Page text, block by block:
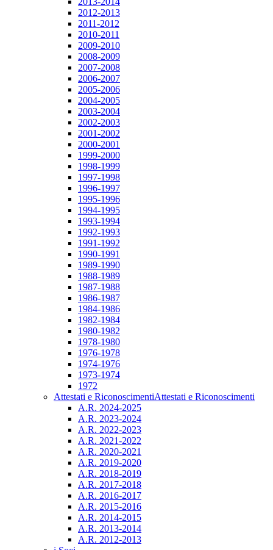
2012-2013
2011-2012
2010-2011
2009-2010
2008-2009
2007-2008
2006-2007
2005-2006
2004-2005
2003-2004
2002-2003
2001-2002
2000-2001
1999-2000
1998-1999
1997-1998
1996-1997
1995-1996
1994-1995
1993-1994
1992-1993
1991-1992
1990-1991
1989-1990
1988-1989
1987-1988
1986-1987
1984-1986
1982-1984
1980-1982
1978-1980
1976-1978
1974-1976
1973-1974
1972
Attestati e RiconoscimentiAttestati e Riconoscimenti
A.R. 2024-2025
A.R. 2023-2024
A.R. 2022-2023
A.R. 2021-2022
A.R. 2020-2021
A.R. 2019-2020
A.R. 2018-2019
A.R. 2017-2018
A.R. 2016-2017
A.R. 2015-2016
A.R. 2014-2015
A.R. 2013-2014
A.R. 2012-2013